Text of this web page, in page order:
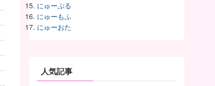
にゅーぷる
にゅーもふ
にゅーおた
人気記事